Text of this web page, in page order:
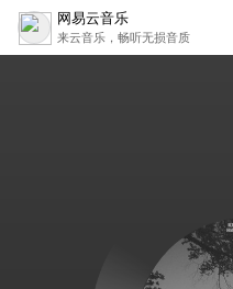
网易云音乐
来云音乐，畅听无损音质